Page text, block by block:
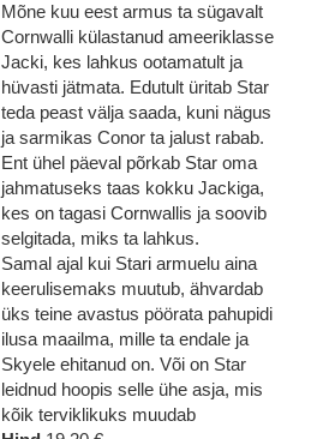
Mõne kuu eest armus ta sügavalt
Cornwalli külastanud ameeriklasse
Jacki, kes lahkus ootamatult ja
hüvasti jätmata. Edutult üritab Star
teda peast välja saada, kuni nägus
ja sarmikas Conor ta jalust rabab.
Ent ühel päeval põrkab Star oma
jahmatuseks taas kokku Jackiga,
kes on tagasi Cornwallis ja soovib
selgitada, miks ta lahkus.
Samal ajal kui Stari armuelu aina
keerulisemaks muutub, ähvardab
üks teine avastus pöörata pahupidi
ilusa maailma, mille ta endale ja
Skyele ehitanud on. Või on Star
leidnud hoopis selle ühe asja, mis
kõik terviklikuks muudab